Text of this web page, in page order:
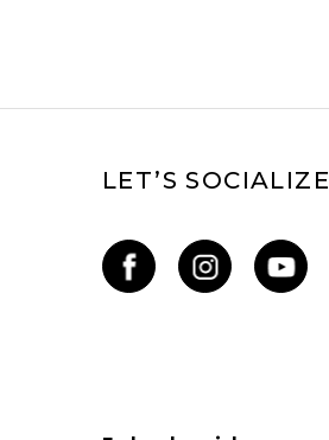
LET’S SOCIALIZE